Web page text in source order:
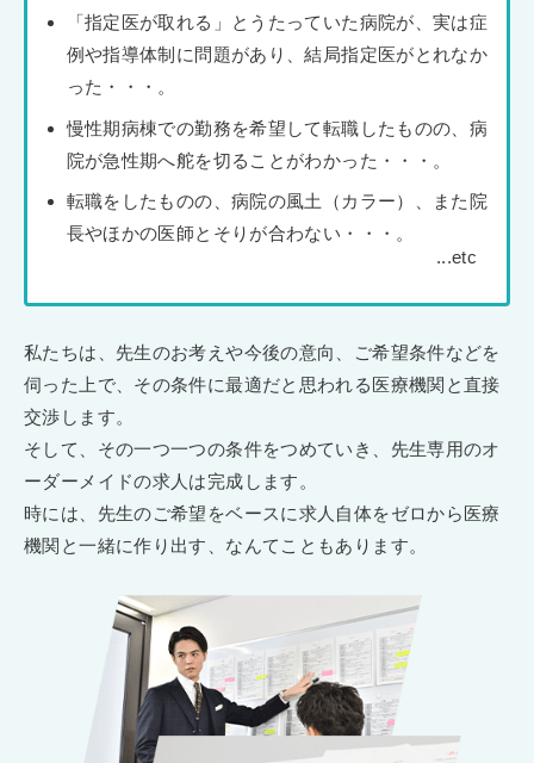
「指定医が取れる」とうたっていた病院が、実は症
例や指導体制に問題があり、結局指定医がとれなか
った・・・。
慢性期病棟での勤務を希望して転職したものの、病
院が急性期へ舵を切ることがわかった・・・。
転職をしたものの、病院の風土（カラー）、また院
長やほかの医師とそりが合わない・・・。
私たちは、先生のお考えや今後の意向、ご希望条件などを
伺った上で、その条件に最適だと思われる医療機関と直接
交渉します。
そして、その一つ一つの条件をつめていき、先生専用のオ
ーダーメイドの求人は完成します。
時には、先生のご希望をベースに求人自体をゼロから医療
機関と一緒に作り出す、なんてこともあります。